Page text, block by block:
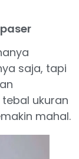
saja, tapi
ukuran
mahal.